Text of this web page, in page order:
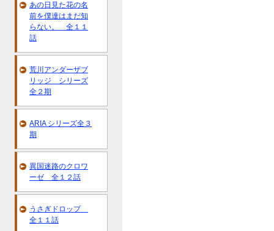
あの日見た花の名
前を僕達はまだ知
らない。 全１１
話
荒川アンダーザブ
リッジ シリーズ
全２期
ARIA シリーズ全３
期
異国迷路のクロワ
ーゼ 全１２話
うさぎドロップ
全１１話